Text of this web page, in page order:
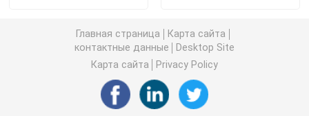
Ультрабыстрый волоконный лазер
Лазерное средство для удаления препятствий
Главная страница
Карта сайта
контактные данные
Desktop Site
Карта сайта
Privacy Policy